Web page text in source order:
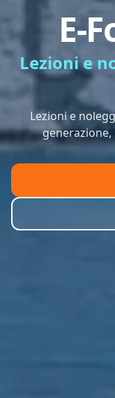
E-
Lezioni e
Lezioni e
generazione,